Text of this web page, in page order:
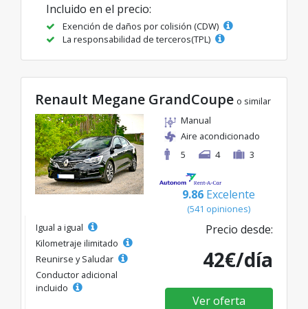
Incluido en el precio:
Exención de daños por colisión (CDW)
La responsabilidad de terceros(TPL)
Renault Megane GrandCoupe o similar
Manual
Aire acondicionado
5
4 3
9.86 Excelente
(541 opiniones)
Igual a igual
Kilometraje ilimitado
Reunirse y Saludar
Conductor adicional
incluido
Precio desde:
42€/día
Ver oferta